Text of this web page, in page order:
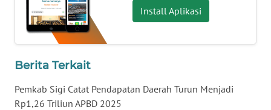
Install Aplikasi
Berita Terkait
Pemkab Sigi Catat Pendapatan Daerah Turun Menjadi
Rp1,26 Triliun APBD 2025
WN
NUSANTARA
JOGJA